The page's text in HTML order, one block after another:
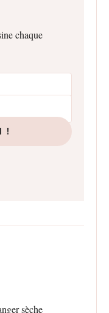
chaque
!
sèche